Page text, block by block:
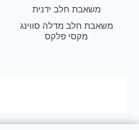
משאבת חלב ידנית
משאבת חלב מדלה סווינג
מקסי פלקס